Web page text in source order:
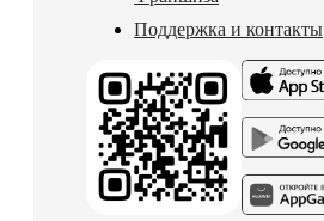
Поддержка и контакты